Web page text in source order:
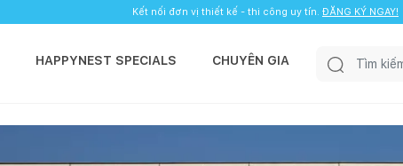
Kết nối đơn vị thiết kế - thi công uy tín. ĐĂNG KÝ NGAY!
HAPPYNEST SPECIALS CHUYÊN GIA